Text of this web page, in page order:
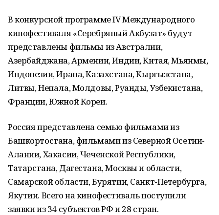
В конкурсной программе IV Международного
кинофестиваля «Серебряный Акбузат» будут
представлены фильмы из Австралии,
Азербайджана, Армении, Индии, Китая, Мьянмы,
Индонезии, Ирана, Казахстана, Кыргызстана,
Литвы, Непала, Молдовы, Руанды, Узбекистана,
Франции, Южной Кореи.
Россия представлена семью фильмами из
Башкортостана, фильмами из Северной Осетии-
Алании, Хакасии, Чеченской Республики,
Татарстана, Дагестана, Москвы и области,
Самарской области, Бурятии, Санкт-Петербурга,
Якутии. Всего на кинофестиваль поступили
заявки из 34 субъектов РФ и 28 стран.